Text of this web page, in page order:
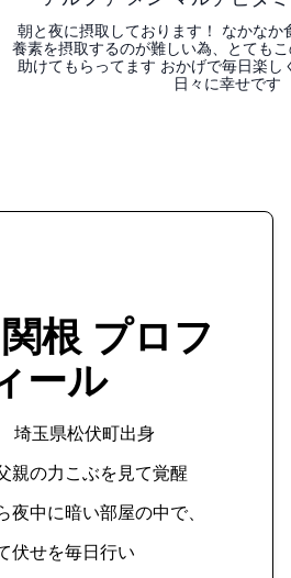
朝と夜に摂取しております！ なかなか
養素を摂取するのが難しい為、とても
助けてもらってます おかげで毎日楽し
日々に幸せです
根 プロフ
ール
埼玉県松伏町出身
親の力こぶを見て覚醒
夜中に暗い部屋の中で、
伏せを毎日行い